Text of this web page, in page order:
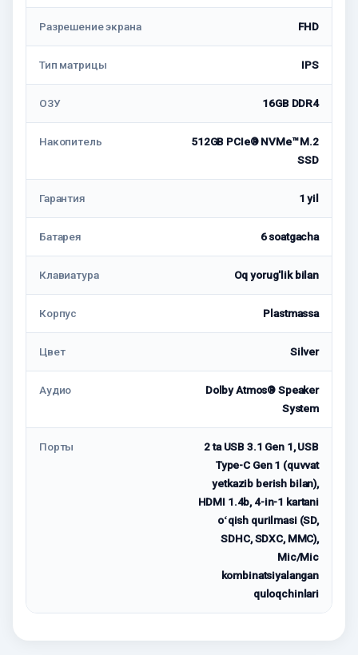
Разрешение экрана FHD
Тип матрицы IPS
ОЗУ 16GB DDR4
Накопитель
512GB PCIe® NVMe™ M.2
SSD
Гарантия 1 yil
Батарея 6 soatgacha
Клавиатура Oq yorug'lik bilan
Корпус Plastmassa
Цвет Silver
Аудио
Dolby Atmos® Speaker
System
Порты
2 ta USB 3.1 Gen 1, USB
Type-C Gen 1 (quvvat
yetkazib berish bilan),
HDMI 1.4b, 4-in-1 kartani
oʻqish qurilmasi (SD,
SDHC, SDXC, MMC),
Mic/Mic
kombinatsiyalangan
quloqchinlari